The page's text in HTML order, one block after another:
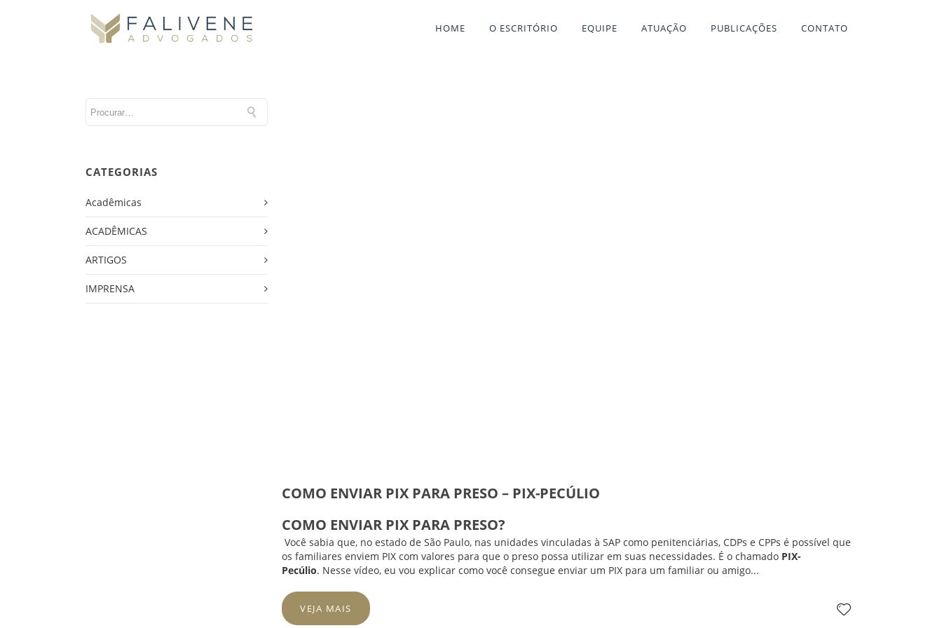
HOME O ESCRITÓRIO EQUIPE ATUAÇÃO PUBLICAÇÕES CONTATO
CATEGORIAS
Acadêmicas
ACADÊMICAS
ARTIGOS
IMPRENSA
COMO ENVIAR PIX PARA PRESO – PIX-PECÚLIO
COMO ENVIAR PIX PARA PRESO?
Você sabia que, no estado de São Paulo, nas unidades vinculadas à SAP como penitenciárias, CDPs e CPPs é possível que
os familiares enviem PIX com valores para que o preso possa utilizar em suas necessidades. É o chamado PIX-
Pecúlio. Nesse vídeo, eu vou explicar como você consegue enviar um PIX para um familiar ou amigo...
VEJA MAIS